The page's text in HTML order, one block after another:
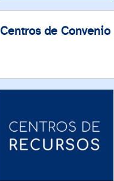
Centros de Convenio